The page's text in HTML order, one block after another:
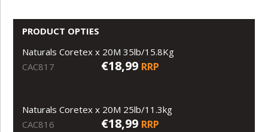
PRODUCT OPTIES
Naturals Coretex x 20M 35lb/15.8Kg
CAC817
€18,99 RRP
Naturals Coretex x 20M 25lb/11.3kg
CAC816
€18,99 RRP